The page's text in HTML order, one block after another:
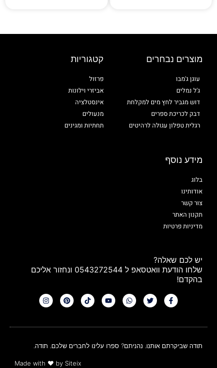
מוצרים נבחרים
עוגן ג'מבו
ג'ל נמלים
דוש מגביר לחץ מים למקלחת
דבק לכריכת ספרים
רגלית טפלון עגולה לרהיטים
קטגוריות
פרזול
אביזרי וילונות
אינסטלציה
מנעולים
תחתיות ומגינים
מידע נוסף
בלוג
אודותינו
צור קשר
תקנון האתר
מדיניות פרטיות
יש לכם שאלה?
שלחו הודעת וואטסאפ ל 0543272544 ונחזור אליכם
בהקדם!
תודה שביקרתם אותנו. נהניתם? ספרו עלינו לחברים שלכם. תודה.
Made with ❤ by Siteix​​